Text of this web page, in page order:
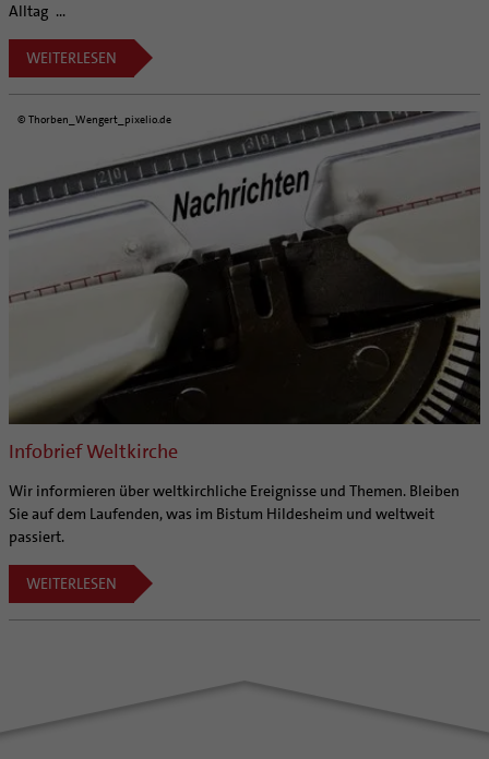
Alltag ...
WEITERLESEN
© Thorben_Wengert_pixelio.de
Infobrief Weltkirche
Wir informieren über weltkirchliche Ereignisse und Themen. Bleiben
Sie auf dem Laufenden, was im Bistum Hildesheim und weltweit
passiert.
WEITERLESEN